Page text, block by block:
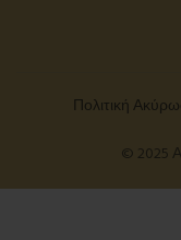
Πολιτική
© 2025